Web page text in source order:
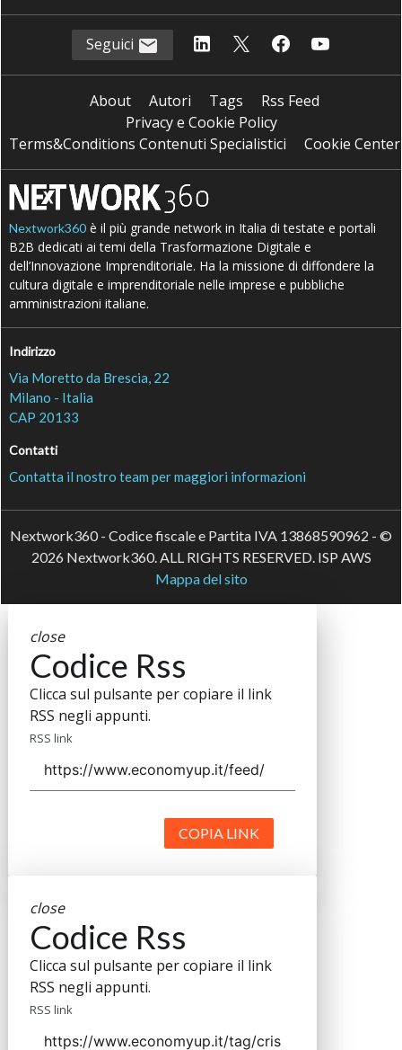
Seguici
About Autori Tags
Rss Feed
Privacy e Cookie Policy
Terms&Conditions Contenuti Specialistici
Cookie Center
Nextwork360 è il più grande network in Italia di testate e portali
B2B dedicati ai temi della Trasformazione Digitale e
dell’Innovazione Imprenditoriale. Ha la missione di diffondere la
cultura digitale e imprenditoriale nelle imprese e pubbliche
amministrazioni italiane.
Indirizzo
Via Moretto da Brescia, 22
Milano - Italia
CAP 20133
Contatti
Contatta il nostro team per maggiori informazioni
Nextwork360 - Codice fiscale e Partita IVA 13868590962 - ©
2026 Nextwork360. ALL RIGHTS RESERVED. ISP AWS
Mappa del sito
close
Codice Rss
Clicca sul pulsante per copiare il link
RSS negli appunti.
RSS link
COPIA LINK
close
Codice Rss
Clicca sul pulsante per copiare il link
RSS negli appunti.
RSS link